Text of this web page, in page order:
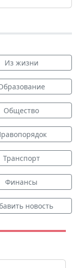
Из жизни
Общество
Транспорт
Финансы
новость